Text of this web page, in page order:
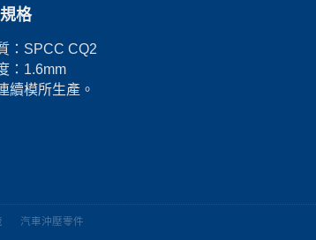
格
：SPCC CQ2
：1.6mm
續模所生產。
汽車沖壓零件